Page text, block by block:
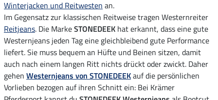
Winterjacken und Reitwesten an.
Im Gegensatz zur klassischen Reitweise tragen Westernreiter
Reitjeans. Die MarkeSTONEDEEK hat erkannt, dass eine gute
Westernjeans jeden Tag eine gleichbleibend gute Performance
liefert. Sie muss bequem an Hüfte und Beinen sitzen, damit
auch nach einem langen Ritt nichts drückt oder zwickt. Daher
gehen Westernjeans von STONEDEEKauf die persönlichen
Vorlieben bezogen auf ihren Schnitt ein: Bei Krämer